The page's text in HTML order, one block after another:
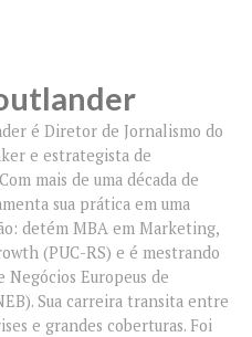
é Diretor de Jornalismo do
e estrategista de
mais de uma década de
sua prática em uma
detém MBA em Marketing,
(PUC-RS) e é mestrando
Negócios Europeus de
Sua carreira transita entre
e grandes coberturas. Foi